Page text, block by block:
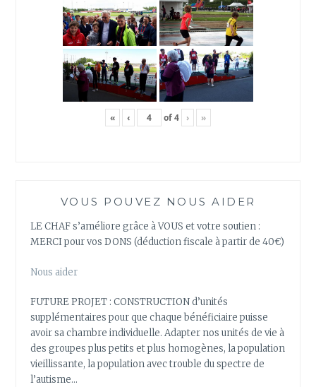
« ‹ of4 › »
VOUS POUVEZ NOUS AIDER
LE CHAF s’améliore grâce à VOUS et votre soutien :
MERCI pour vos DONS (déduction fiscale à partir de 40€)
Nous aider
FUTURE PROJET : CONSTRUCTION d’unités
supplémentaires pour que chaque bénéficiaire puisse
avoir sa chambre individuelle. Adapter nos unités de vie à
des groupes plus petits et plus homogènes, la population
vieillissante, la population avec trouble du spectre de
l’autisme…